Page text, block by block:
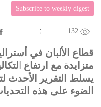
Subscribe to weekly digest
132
中文
DE
قطاع الألبان في
متزايدة مع ارتفاع
يسلط التقرير الأحدث
الضوء على هذه التحديات